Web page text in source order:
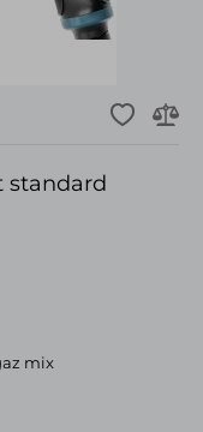
standard
mix